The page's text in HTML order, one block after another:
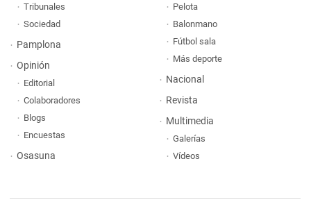
Tribunales
Sociedad
Pamplona
Opinión
Editorial
Colaboradores
Blogs
Encuestas
Osasuna
Pelota
Balonmano
Fútbol sala
Más deporte
Nacional
Revista
Multimedia
Galerías
Vídeos